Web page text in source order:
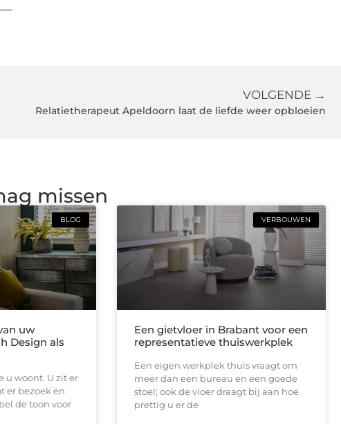
VOLGENDE →
Relatietherapeut Apeldoorn laat de liefde weer opbloeien
missen
BLOG
uw
Design als
u woont. U zit er
er bezoek en
de toon voor
VERBOUWEN
Een gietvloer in Brabant voor een
representatieve thuiswerkplek
Een eigen werkplek thuis vraagt om
meer dan een bureau en een goede
stoel; ook de vloer draagt bij aan hoe
prettig u er de